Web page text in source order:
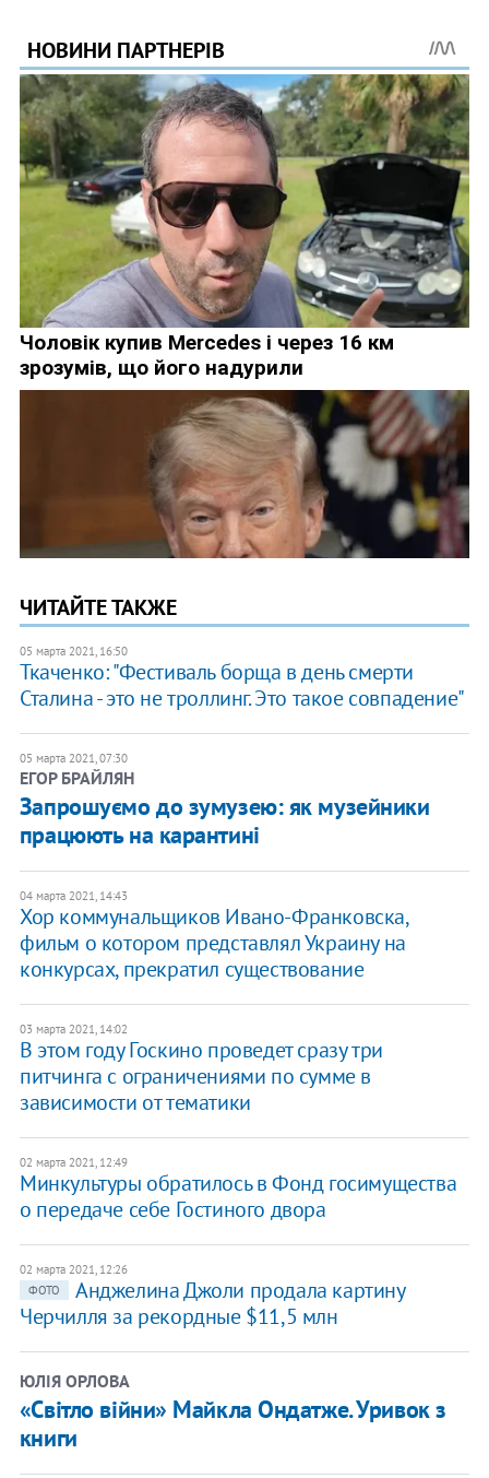
ЧИТАЙТЕ ТАКЖЕ
05 марта 2021, 16:50
Ткаченко: "Фестиваль борща в день смерти
Сталина - это не троллинг. Это такое совпадение"
05 марта 2021, 07:30
ЕГОР БРАЙЛЯН
Запрошуємо до зумузею: як музейники
працюють на карантині
04 марта 2021, 14:43
Хор коммунальщиков Ивано-Франковска,
фильм о котором представлял Украину на
конкурсах, прекратил существование
03 марта 2021, 14:02
В этом году Госкино проведет сразу три
питчинга с ограничениями по сумме в
зависимости от тематики
02 марта 2021, 12:49
Минкультуры обратилось в Фонд госимущества
о передаче себе Гостиного двора
02 марта 2021, 12:26
ФОТО
Анджелина Джоли продала картину
Черчилля за рекордные $11,5 млн
ЮЛІЯ ОРЛОВА
«Світло війни» Майкла Ондатже. Уривок з
книги